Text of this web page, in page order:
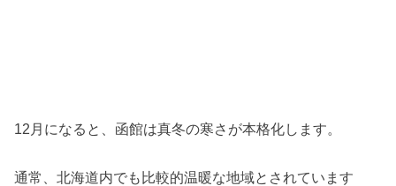
12月になると、函館は真冬の寒さが本格化します。
通常、北海道内でも比較的温暖な地域とされています